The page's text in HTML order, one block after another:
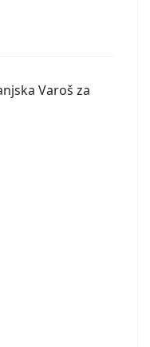
Varoš za